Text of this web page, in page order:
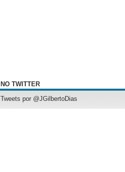
NO TWITTER
Tweets por @JGilbertoDias